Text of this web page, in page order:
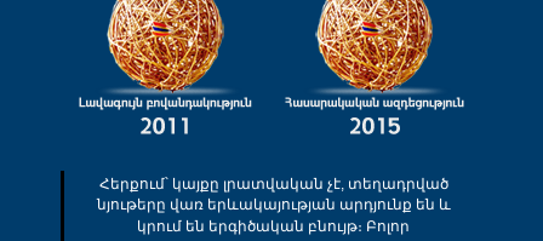
Հերքում՝ կայքը լրատվական չէ, տեղադրված
նյութերը վառ երևակայության արդյունք են և
կրում են երգիծական բնույթ։ Բոլոր